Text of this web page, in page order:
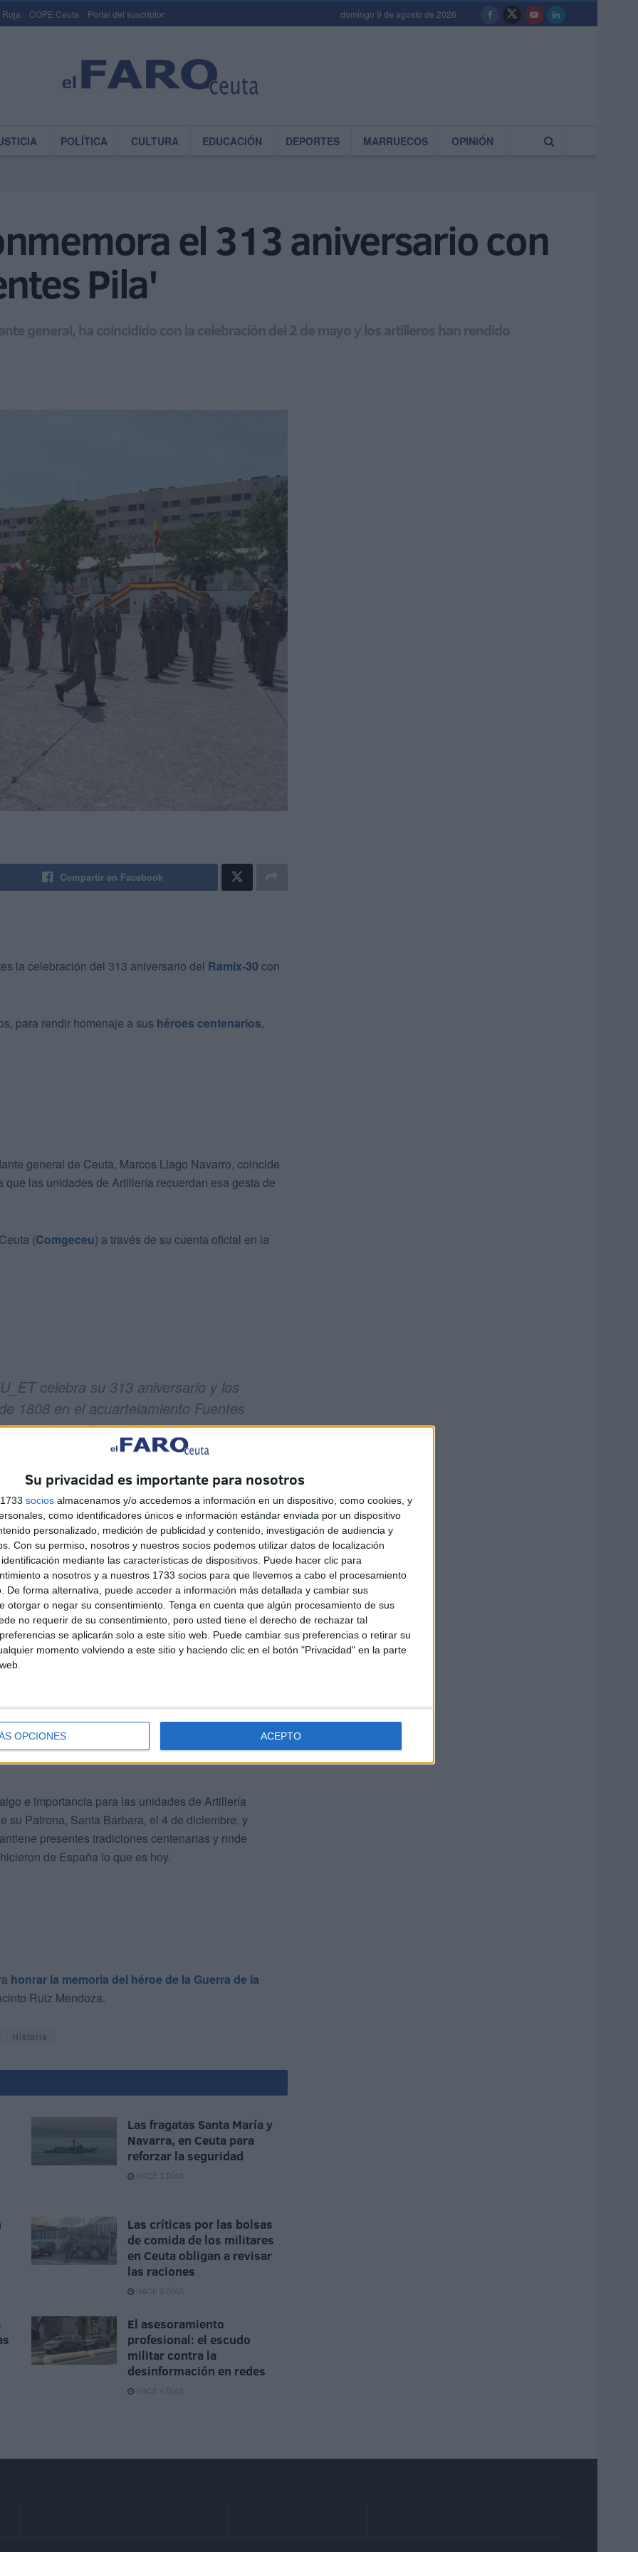
Su privacidad es importante para nosotros
socios almacenamos y/o accedemos a información en un dispositivo, como cookies, y
como identificadores únicos e información estándar enviada por un dispositivo
personalizado, medición de publicidad y contenido, investigación de audiencia y
Con su permiso, nosotros y nuestros socios podemos utilizar datos de localización
mediante las características de dispositivos. Puede hacer clic para
a nosotros y a nuestros 1733 socios para que llevemos a cabo el procesamiento
De forma alternativa, puede acceder a información más detallada y cambiar sus
otorgar o negar su consentimiento. Tenga en cuenta que algún procesamiento de sus
no requerir de su consentimiento, pero usted tiene el derecho de rechazar tal
se aplicarán solo a este sitio web. Puede cambiar sus preferencias o retirar su
momento volviendo a este sitio y haciendo clic en el botón "Privacidad" en la parte
OPCIONES ACEPTO
Roja COPE Ceuta Portal del suscriptor domingo 9 de agosto de 2026
POLÍTICA CULTURA EDUCACIÓN DEPORTES MARRUECOS OPINIÓN
el 313 aniversario con
Pila'
general, ha coincidido con la celebración del 2 de mayo y los artilleros han rendido
Compartir en Facebook
la celebración del 313 aniversario del Ramix-30 con
para rendir homenaje a sus héroes centenarios,
general de Ceuta, Marcos Llago Navarro, coincide
las unidades de Artillería recuerdan esa gesta de
(Comgeceu) a través de su cuenta oficial en la
celebra su 313 aniversario y los
1808 en el acuartelamiento Fuentes
General de
#SomostuEjército
DE CEUTA (@COMGECEU_ET)May
tiene presente este espíritu de sacrificio que
el orgullo de ser artilleros y españoles”, destacó
lo que, en definitiva, forma parte de la historia
e importancia para las unidades de Artillería
su Patrona, Santa Bárbara, el 4 de diciembre, y
presentes tradiciones centenarias y rinde
de España lo que es hoy.
honrar la memoria del héroe de la Guerra de la
Ruiz Mendoza.
Historia
Las fragatas Santa María y
Navarra, en Ceuta para
reforzar la seguridad
HACE 3 DÍAS
Las críticas por las bolsas
de comida de los militares
en Ceuta obligan a revisar
las raciones
HACE 3 DÍAS
El asesoramiento
profesional: el escudo
militar contra la
desinformación en redes
HACE 4 DÍAS